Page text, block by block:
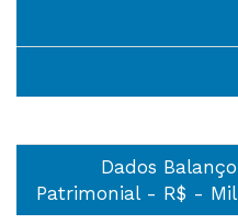
Dados Balanço
Patrimonial - R$ - Mil